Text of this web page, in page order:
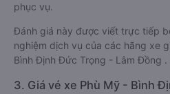
phục vụ.
Đánh giá này được viết trực tiếp
nghiệm dịch vụ của các hãng xe
Bình Định Đức Trọng - Lâm Đồng .
3. Giá vé xe Phù Mỹ - Bình